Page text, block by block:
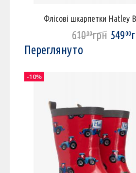
Флісові шкарпетки Hatley
61000грн 54900
Переглянуто
-10%